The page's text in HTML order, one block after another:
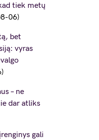
tiek metų
06
bet
vyras
– ne
dar atliks
gali